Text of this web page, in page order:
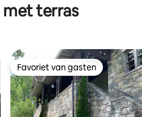
met terras
Favoriet van gasten
Favoriet van gasten